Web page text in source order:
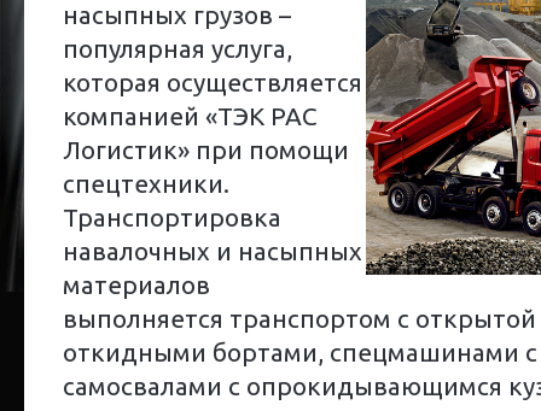
насыпных грузов –
популярная услуга,
которая осуществляется
компанией «ТЭК РАС
Логистик» при помощи
спецтехники.
Транспортировка
навалочных и насыпных
материалов
выполняется транспортом с
откидными бортами, спецмашинами
самосвалами с опрокидывающимся